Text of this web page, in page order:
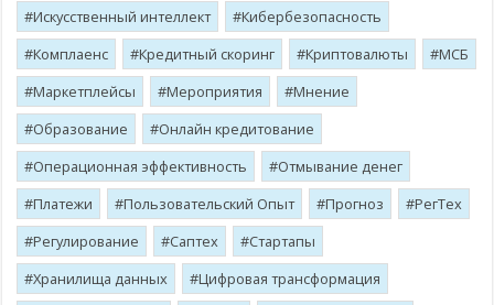
Искусственный интеллект
Кибербезопасность
Комплаенс
Кредитный скоринг Криптовалюты
МСБ
Маркетплейсы
Мероприятия
Мнение
Образование
Онлайн кредитование
Операционная эффективность
Отмывание денег
Платежи
Пользовательский Опыт Прогноз
РегТех
Регулирование
Саптех
Стартапы
Хранилища данных
Цифровая трансформация